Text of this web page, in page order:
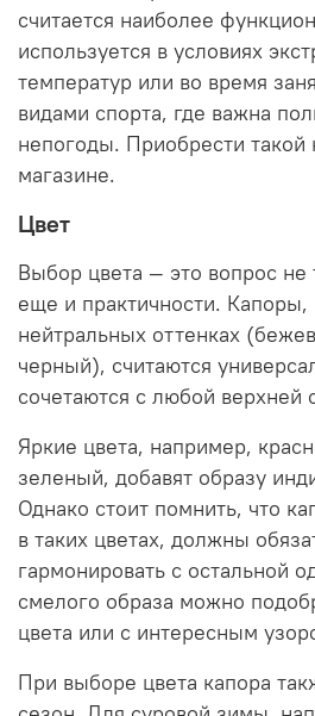
считается наиболее
используется в условиях
температур или во время
видами спорта, где важна
непогоды. Приобрести
магазине.
Цвет
Выбор цвета — это вопрос не
еще и практичности. Капоры,
нейтральных оттенках
черный), считаются
сочетаются с любой верхней
Яркие цвета, например,
зеленый, добавят образу
Однако стоит помнить, что
в таких цветах, должны
гармонировать с остальной
смелого образа можно
цвета или с интересным
При выборе цвета капора